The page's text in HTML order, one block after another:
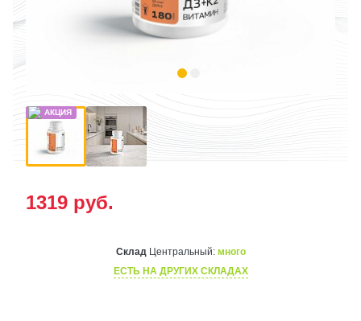
1319 руб.
Склад Центральный: много
ЕСТЬ НА ДРУГИХ СКЛАДАХ